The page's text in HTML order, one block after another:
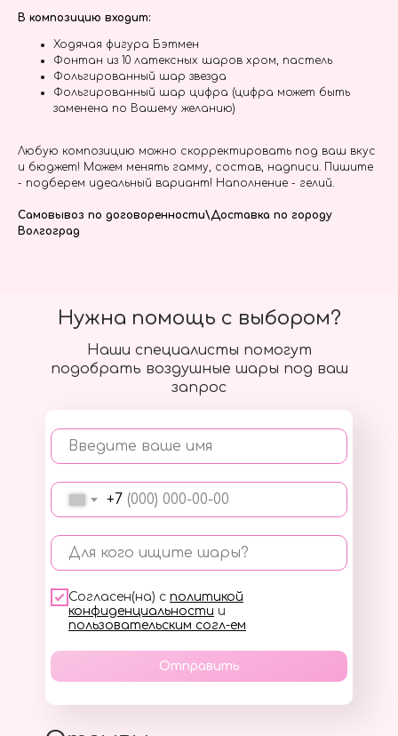
В композицию входит:
Ходячая фигура Бэтмен
Фонтан из 10 латексных шаров хром, пастель
Фольгированный шар звезда
Фольгированный шар цифра (цифра может быть
заменена по Вашему желанию)
Любую композицию можно скорректировать под ваш вкус
и бюджет! Можем менять гамму, состав, надписи. Пишите
- подберем идеальный вариант! Наполнение - гелий.
Самовывоз по договоренности\Доставка по городу
Волгоград
Наши специалисты помогут
подобрать воздушные шары под ваш
запрос
Введите ваше имя
+7
Для кого ищите шары?
Согласен(на) с политикой
конфиденциальности и
пользовательским согл-ем
Отправить
Нужна помощь с выбором?